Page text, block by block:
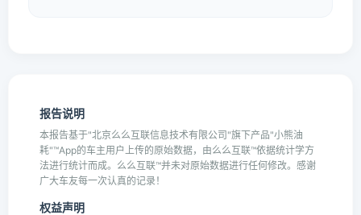
报告说明
本报告基于"北京么么互联信息技术有限公司"旗下产品"小熊油
耗"™App的车主用户上传的原始数据，由么么互联™依据统计学方
法进行统计而成。么么互联™并未对原始数据进行任何修改。感谢
广大车友每一次认真的记录！
权益声明